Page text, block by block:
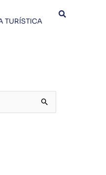
TURÍSTICA